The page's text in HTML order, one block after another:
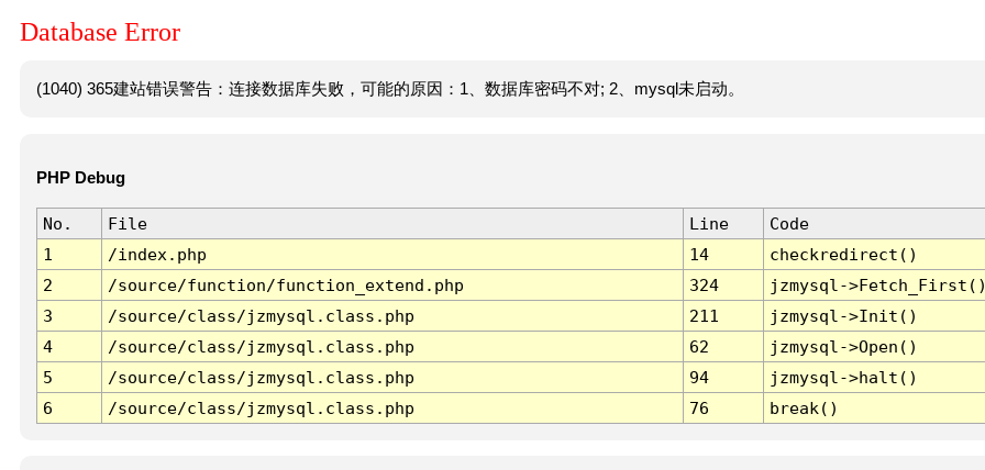
Database Error
(1040) 365建站错误警告：连接数据库失败，可能的原因：1、数据库密码不对; 2、mysql未启动。
PHP Debug
No. File Line
Code
1
/index.php 14
checkredirect()
2
/source/function/function_extend.php 324
jzmysql-
3
/source/class/jzmysql.class.php 211
jzmysql->Init()
4
/source/class/jzmysql.class.php 62
jzmysql->Open()
5
/source/class/jzmysql.class.php 94
jzmysql->halt()
6
/source/class/jzmysql.class.php 76 break()